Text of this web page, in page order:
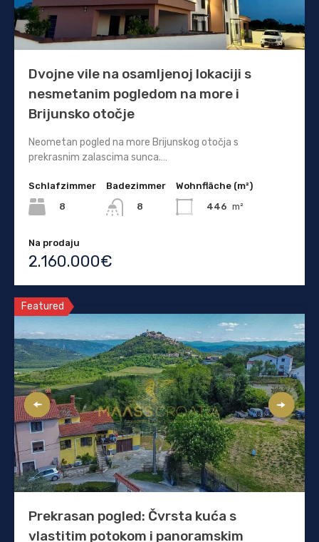
Dvojne vile na osamljenoj lokaciji s
nesmetanim pogledom na more i
Brijunsko otočje
Neometan pogled na more Brijunskog otočja s
prekrasnim zalascima sunca.…
Schlafzimmer
8
Badezimmer
8
Wohnfläche (m²)
446 m²
Na prodaju
2.160.000€
Featured
Prekrasan pogled: Čvrsta kuća s
vlastitim potokom i panoramskim